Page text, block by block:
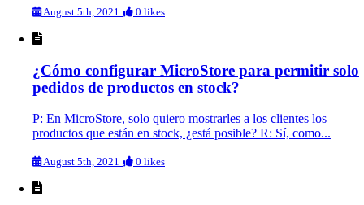
August 5th, 2021 0 likes
¿Cómo configurar MicroStore para permitir solo
pedidos de productos en stock?
P: En MicroStore, solo quiero mostrarles a los clientes los
productos que están en stock, ¿está posible? R: Sí, como...
August 5th, 2021 0 likes